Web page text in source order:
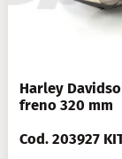
Harley
freno 320 mm
Cod. 203927